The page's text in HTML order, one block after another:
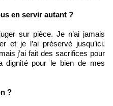
en servir autant ?
sur pièce. Je n’ai jamais
et je l’ai préservé jusqu’ici.
j’ai fait des sacrifices pour
dignité pour le bien de mes
?